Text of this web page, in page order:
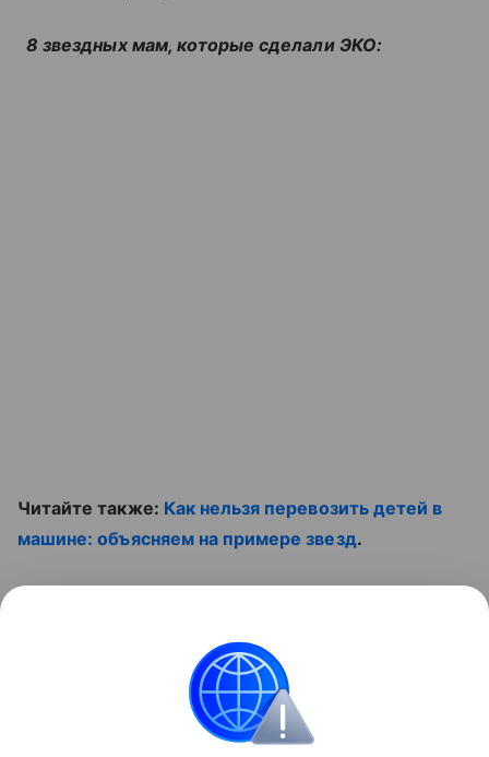
8 звездных мам, которые сделали ЭКО:
Читайте также: Как нельзя перевозить детей в
машине: объясняем на примере звезд.
Контент недоступен